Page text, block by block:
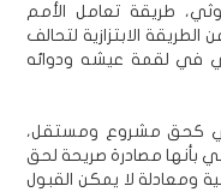
طريقة تعامل الأمم
الابتزازية لتحالف
في لقمة عيشه ودوائه
كحق مشروع ومستقل،
مصادرة صريحة لحق
ومعادلة لا يمكن القبول